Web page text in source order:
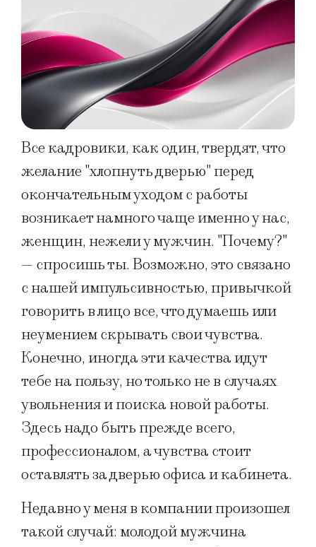
Все кадровики, как один, твердят, что
желание "хлопнуть дверью" перед
окончательным уходом с работы
возникает намного чаще именно у нас,
женщин, нежели у мужчин. "Почему?"
— спросишь ты. Возможно, это связано
с нашей импульсивностью, привычкой
говорить в лицо все, что думаешь или
неумением скрывать свои чувства.
Конечно, иногда эти качества идут
тебе на пользу, но только не в случаях
увольнения и поиска новой работы.
Здесь надо быть прежде всего,
профессионалом, а чувства стоит
оставлять за дверью офиса и кабинета.
Недавно у меня в компании произошел
такой случай: молодой мужчина